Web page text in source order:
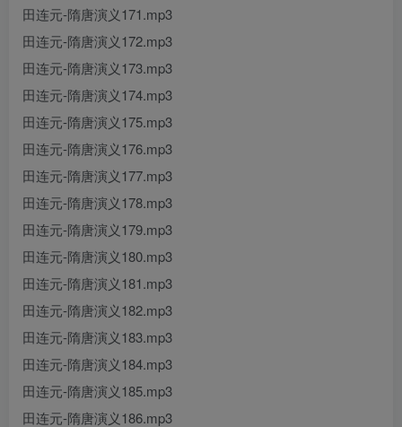
田连元-隋唐演义171.mp3
田连元-隋唐演义172.mp3
田连元-隋唐演义173.mp3
田连元-隋唐演义174.mp3
田连元-隋唐演义175.mp3
田连元-隋唐演义176.mp3
田连元-隋唐演义177.mp3
田连元-隋唐演义178.mp3
田连元-隋唐演义179.mp3
田连元-隋唐演义180.mp3
田连元-隋唐演义181.mp3
田连元-隋唐演义182.mp3
田连元-隋唐演义183.mp3
田连元-隋唐演义184.mp3
田连元-隋唐演义185.mp3
田连元-隋唐演义186.mp3